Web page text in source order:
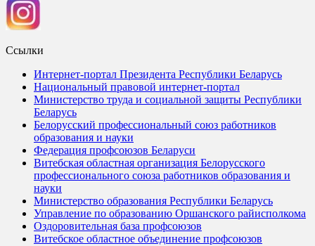
Ссылки
Интернет-портал Президента Республики Беларусь
Национальный правовой интернет-портал
Министерство труда и социальной защиты Республики
Беларусь
Белорусский профессиональный союз работников
образования и науки
Федерация профсоюзов Беларуси
Витебская областная организация Белорусского
профессионального союза работников образования и
науки
Министерство образования Республики Беларусь
Управление по образованию Оршанского райисполкома
Оздоровительная база профсоюзов
Витебское областное объединение профсоюзов